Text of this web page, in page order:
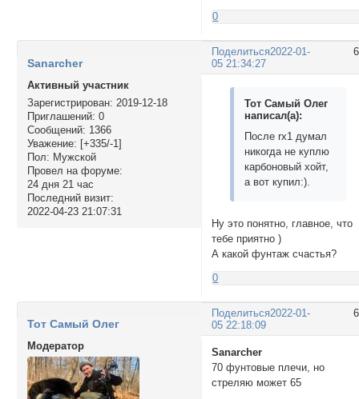
0
Поделиться2022-01-
05 21:34:27
Sanarcher
Активный участник
Зарегистрирован: 2019-12-18
Приглашений: 0
Сообщений: 1366
Уважение: [+335/-1]
Пол: Мужской
Провел на форуме:
24 дня 21 час
Последний визит:
2022-04-23 21:07:31
Тот Самый Олег
написал(а):
После rx1 думал
никогда не куплю
карбоновый хойт,
а вот купил:).
Ну это понятно, главное, что
тебе приятно )
А какой фунтаж счастья?
0
Поделиться2022-01-
05 22:18:09
Тот Самый Олег
Модератор
Sanarcher
70 фунтовые плечи, но
стреляю может 65